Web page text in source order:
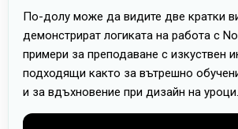
По-долу може да видите две кратки
демонстрират логиката на работа с
примери за преподаване с изкуствен
подходящи както за вътрешно
и за вдъхновение при дизайн на уроци.